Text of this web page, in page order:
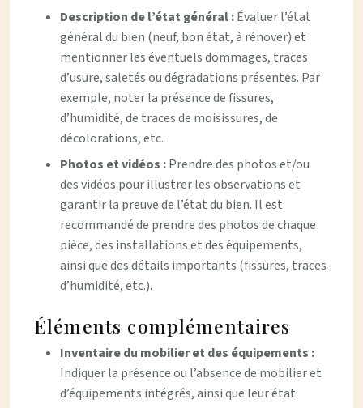
Description de l’état général :Évaluer l’état
général du bien (neuf, bon état, à rénover) et
mentionner les éventuels dommages, traces
d’usure, saletés ou dégradations présentes. Par
exemple, noter la présence de fissures,
d’humidité, de traces de moisissures, de
décolorations, etc.
Photos et vidéos :Prendre des photos et/ou
des vidéos pour illustrer les observations et
garantir la preuve de l’état du bien. Il est
recommandé de prendre des photos de chaque
pièce, des installations et des équipements,
ainsi que des détails importants (fissures, traces
d’humidité, etc.).
Éléments complémentaires
Inventaire du mobilier et des équipements :
Indiquer la présence ou l’absence de mobilier et
d’équipements intégrés, ainsi que leur état